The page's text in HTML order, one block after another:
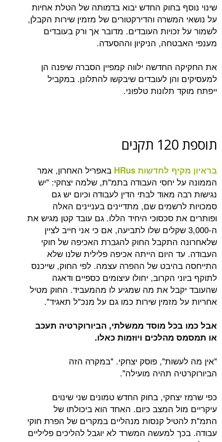
בחוק החדש יבוא בדמותה של הטלת אחיות
והדירקטורים של מזמין שירות הקבלן,
העובדים. מדובר אך ורק בעובדים
הניקיון וההסעדה.
החדשה ילווה קמפיין הסברה שיפנה הן
לעובדים שיבקשו להתלונן. במקביל
תלונות טלפוני.
לחדשותHRus באפריל האחרון, אמר
יחסי העבודה בתמ"ת, שלמה יצחקי: "יש
מאוד לבתי הדין לעבודה וכיום יש גם
שם, מתדיינים בעניינים האלה
סכסוכי היחיד הללו. גם עובד קטן מגיש את
שקלים שלו לתביעה, אם כי אני חייב לציין
התקבל החוק להגברת האכיפה של חוקי
היום הייתה אכיפה פלילית שלנו שלא
של ההפרה עצמה. לפי החוק, שייכנס
הקרוב, יחולו עיצומים כספיים ודאגה
את מה שמגיע לו מהמעביד. החוק מטיל
מזמין שירות כמו גם על מנכ"ל תאגיד".
מוסד ממשלתי, הביורוקרטיה תעכב
ויוזמות כאלו.
פוסק יצחקי. "במקרה הזה
תהיה מועילה".
בחוק החדש טמונים שני שינוים
המצב כיום. האחד הוא ביכולתו של
קנסות מנהליים במקרים של הפרת חוקי
למעשה המשרד לא יוגבל להליכים פליליים